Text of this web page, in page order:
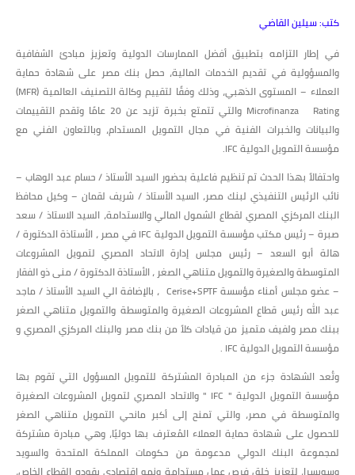
كتب: سيلين القاضي
في إطار التزامه بتطبيق أفضل الممارسات الدولية وتعزيز مبادئ الشفافية
والمسؤولية في تقديم الخدمات المالية، حصل بنك مصر على شهادة حماية
العملاء – المستوى الذهبي، وذلك وفقًا لتقييم وكالة التصنيف العالمية (MFR)
Microfinanza Rating والتي تتمتع بخبرة تزيد عن 20 عامًا وتقدم التقييمات
والبيانات والخبرات الفنية في مجال التمويل المستدام، وبالتعاون الفني مع
مؤسسة التمويل الدولية IFC.
واحتفالاً بهذا الحدث تم تنظيم فاعلية بحضور السيد الأستاذ / حسام عبد الوهاب –
نائب الرئيس التنفيذي لبنك مصر، السيد الأستاذ / شريف لقمان – وكيل محافظ
البنك المركزي المصري لقطاع الشمول المالي والاستدامة، السيد الاستاذ / سعد
صبرة – رئيس مكتب مؤسسة التمويل الدولية IFC في مصر ، الأستاذة الدكتورة /
هالة أبو السعد – رئيس مجلس إدارة الاتحاد المصري لتمويل المشروعات
المتوسطة والصغيرة والتمويل متناهي الصغر ، الأستاذة الدكتورة / منى ذو الفقار
– عضو مجلس أمناء مؤسسة Cerise+SPTF ، بالإضافة الي السيد الأستاذ / ماجد
عبد الله رئيس قطاع المشروعات الصغيرة والمتوسطة والتمويل متناهي الصغر
ببنك مصر ولفيف متميز من قيادات كلاً من بنك مصر والبنك المركزي المصري و
مؤسسة التمويل الدولية IFC .
وتُعد الشهادة جزء من المبادرة المشتركة للتمويل المسؤول التي تقوم بها
مؤسسة التمويل الدولية " IFC " والاتحاد المصري لتمويل المشروعات الصغيرة
والمتوسطة في مصر، والتي تمنح إلى أكبر مانحي التمويل متناهي الصغر
للحصول على شهادة حماية العملاء المُعترف بها دوليًا، وهي مبادرة مشتركة
لمجموعة البنك الدولي مدعومة من حكومات المملكة المتحدة والسويد